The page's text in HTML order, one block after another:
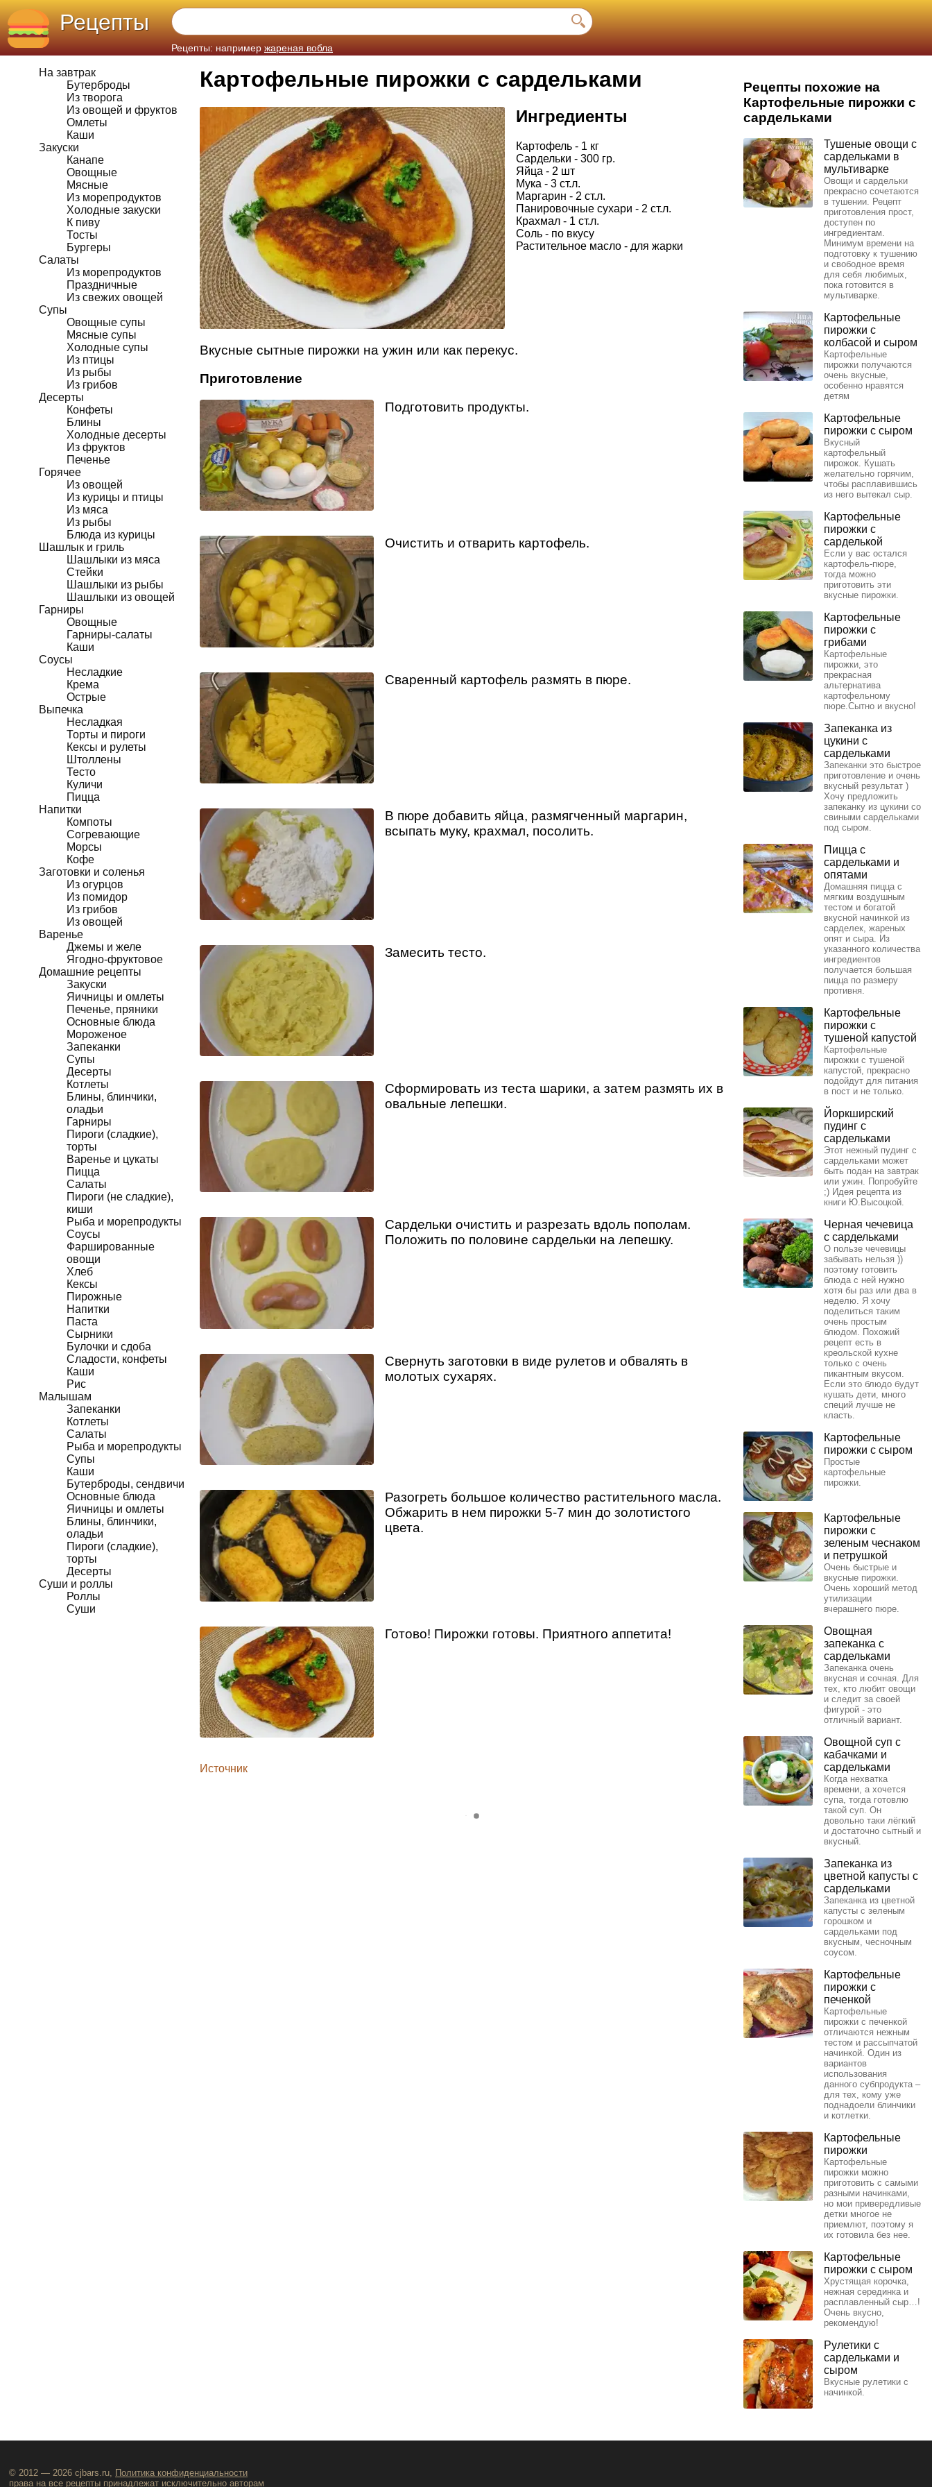
Рецепты
Рецепты: например жареная вобла
На завтрак
Бутерброды
Из творога
Из овощей и фруктов
Омлеты
Каши
Закуски
Канапе
Овощные
Мясные
Из морепродуктов
Холодные закуски
К пиву
Тосты
Бургеры
Салаты
Из морепродуктов
Праздничные
Из свежих овощей
Супы
Овощные супы
Мясные супы
Холодные супы
Из птицы
Из рыбы
Из грибов
Десерты
Конфеты
Блины
Холодные десерты
Из фруктов
Печенье
Горячее
Из овощей
Из курицы и птицы
Из мяса
Из рыбы
Блюда из курицы
Шашлык и гриль
Шашлыки из мяса
Стейки
Шашлыки из рыбы
Шашлыки из овощей
Гарниры
Овощные
Гарниры-салаты
Каши
Соусы
Несладкие
Крема
Острые
Выпечка
Несладкая
Торты и пироги
Кексы и рулеты
Штоллены
Тесто
Куличи
Пицца
Напитки
Компоты
Согревающие
Морсы
Кофе
Заготовки и соленья
Из огурцов
Из помидор
Из грибов
Из овощей
Варенье
Джемы и желе
Ягодно-фруктовое
Домашние рецепты
Закуски
Яичницы и омлеты
Печенье, пряники
Основные блюда
Мороженое
Запеканки
Супы
Десерты
Котлеты
Блины, блинчики,
оладьи
Гарниры
Пироги (сладкие),
торты
Варенье и цукаты
Пицца
Салаты
Пироги (не сладкие),
киши
Рыба и морепродукты
Соусы
Фаршированные
овощи
Хлеб
Кексы
Пирожные
Напитки
Паста
Сырники
Булочки и сдоба
Сладости, конфеты
Каши
Рис
Малышам
Запеканки
Котлеты
Салаты
Рыба и морепродукты
Супы
Каши
Бутерброды, сендвичи
Основные блюда
Яичницы и омлеты
Блины, блинчики,
оладьи
Пироги (сладкие),
торты
Десерты
Суши и роллы
Роллы
Суши
Картофельные пирожки с сардельками
Ингредиенты
Картофель - 1 кг
Сардельки - 300 гр.
Яйца - 2 шт
Мука - 3 ст.л.
Маргарин - 2 ст.л.
Панировочные сухари - 2 ст.л.
Крахмал - 1 ст.л.
Соль - по вкусу
Растительное масло - для жарки
Вкусные сытные пирожки на ужин или как перекус.
Приготовление
Подготовить продукты.
Очистить и отварить картофель.
Сваренный картофель размять в пюре.
В пюре добавить яйца, размягченный маргарин,
всыпать муку, крахмал, посолить.
Замесить тесто.
Сформировать из теста шарики, а затем размять их в
овальные лепешки.
Сардельки очистить и разрезать вдоль пополам.
Положить по половине сардельки на лепешку.
Свернуть заготовки в виде рулетов и обвалять в
молотых сухарях.
Разогреть большое количество растительного масла.
Обжарить в нем пирожки 5-7 мин до золотистого
цвета.
Готово! Пирожки готовы. Приятного аппетита!
Источник
Рецепты похожие на
Картофельные пирожки с
сардельками
Тушеные овощи с
сардельками в
мультиварке
Овощи и сардельки
прекрасно сочетаются
в тушении. Рецепт
приготовления прост,
доступен по
ингредиентам.
Минимум времени на
подготовку к тушению
и свободное время
для себя любимых,
пока готовится в
мультиварке.
Картофельные
пирожки с
колбасой и сыром
Картофельные
пирожки получаются
очень вкусные,
особенно нравятся
детям
Картофельные
пирожки с сыром
Вкусный
картофельный
пирожок. Кушать
желательно горячим,
чтобы расплавившись
из него вытекал сыр.
Картофельные
пирожки с
сарделькой
Если у вас остался
картофель-пюре,
тогда можно
приготовить эти
вкусные пирожки.
Картофельные
пирожки с
грибами
Картофельные
пирожки, это
прекрасная
альтернатива
картофельному
пюре.Сытно и вкусно!
Запеканка из
цукини с
сардельками
Запеканки это быстрое
приготовление и очень
вкусный результат )
Хочу предложить
запеканку из цукини со
свиными сардельками
под сыром.
Пицца с
сардельками и
опятами
Домашняя пицца с
мягким воздушным
тестом и богатой
вкусной начинкой из
сарделек, жареных
опят и сыра. Из
указанного количества
ингредиентов
получается большая
пицца по размеру
противня.
Картофельные
пирожки с
тушеной капустой
Картофельные
пирожки с тушеной
капустой, прекрасно
подойдут для питания
в пост и не только.
Йоркширский
пудинг с
сардельками
Этот нежный пудинг с
сардельками может
быть подан на завтрак
или ужин. Попробуйте
;) Идея рецепта из
книги Ю.Высоцкой.
Черная чечевица
с сардельками
О пользе чечевицы
забывать нельзя ))
поэтому готовить
блюда с ней нужно
хотя бы раз или два в
неделю. Я хочу
поделиться таким
очень простым
блюдом. Похожий
рецепт есть в
креольской кухне
только с очень
пикантным вкусом.
Если это блюдо будут
кушать дети, много
специй лучше не
класть.
Картофельные
пирожки с сыром
Простые
картофельные
пирожки.
Картофельные
пирожки с
зеленым чеснаком
и петрушкой
Очень быстрые и
вкусные пирожки.
Очень хороший метод
утилизации
вчерашнего пюре.
Овощная
запеканка с
сардельками
Запеканка очень
вкусная и сочная. Для
тех, кто любит овощи
и следит за своей
фигурой - это
отличный вариант.
Овощной суп с
кабачками и
сардельками
Когда нехватка
времени, а хочется
супа, тогда готовлю
такой суп. Он
довольно таки лёгкий
и достаточно сытный и
вкусный.
Запеканка из
цветной капусты с
сардельками
Запеканка из цветной
капусты с зеленым
горошком и
сардельками под
вкусным, чесночным
соусом.
Картофельные
пирожки с
печенкой
Картофельные
пирожки с печенкой
отличаются нежным
тестом и рассыпчатой
начинкой. Один из
вариантов
использования
данного субпродукта –
для тех, кому уже
поднадоели блинчики
и котлетки.
Картофельные
пирожки
Картофельные
пирожки можно
приготовить с самыми
разными начинками,
но мои привередливые
детки многое не
приемлют, поэтому я
их готовила без нее.
Картофельные
пирожки с сыром
Хрустящая корочка,
нежная серединка и
расплавленный сыр…!
Очень вкусно,
рекомендую!
Рулетики с
сардельками и
сыром
Вкусные рулетики с
начинкой.
© 2012 — 2026 cjbars.ru, Политика конфиденциальности
права на все рецепты принадлежат исключительно авторам